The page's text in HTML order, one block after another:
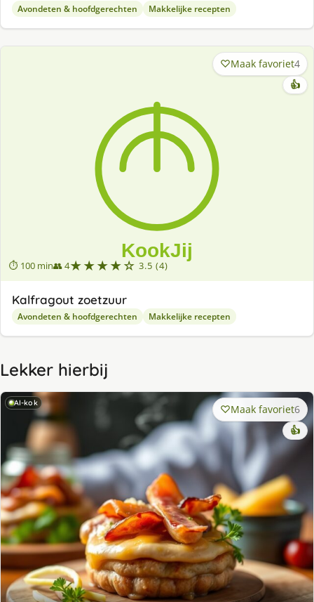
Avondeten & hoofdgerechten Makkelijke recepten
⏱ 100 min👥 4★★★★☆ 3.5 (4)
Maak favoriet4
👍
Kalfragout zoetzuur
Avondeten & hoofdgerechten Makkelijke recepten
Lekker hierbij
AI-kok Maak favoriet6
👍